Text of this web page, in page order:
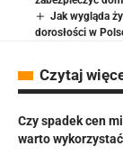
Jak wygląda
dorosłości w
Czytaj
Czy spadek cen
warto